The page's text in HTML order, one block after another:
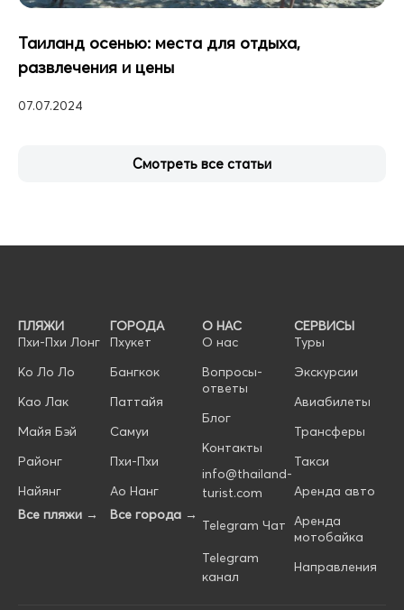
Таиланд осенью: места для отдыха,
развлечения и цены
07.07.2024
Смотреть все статьи
ПЛЯЖИ
Пхи-Пхи Лонг
Ко Ло Ло
Као Лак
Майя Бэй
Районг
Найянг
Все пляжи →
ГОРОДА
Пхукет
Бангкок
Паттайя
Самуи
Пхи-Пхи
Ао Нанг
Все города →
О НАС
О нас
Вопросы-
ответы
Блог
Контакты
info@thailand-
turist.com
Telegram Чат
Telegram
канал
СЕРВИСЫ
Туры
Экскурсии
Авиабилеты
Трансферы
Такси
Аренда авто
Аренда
мотобайка
Направления